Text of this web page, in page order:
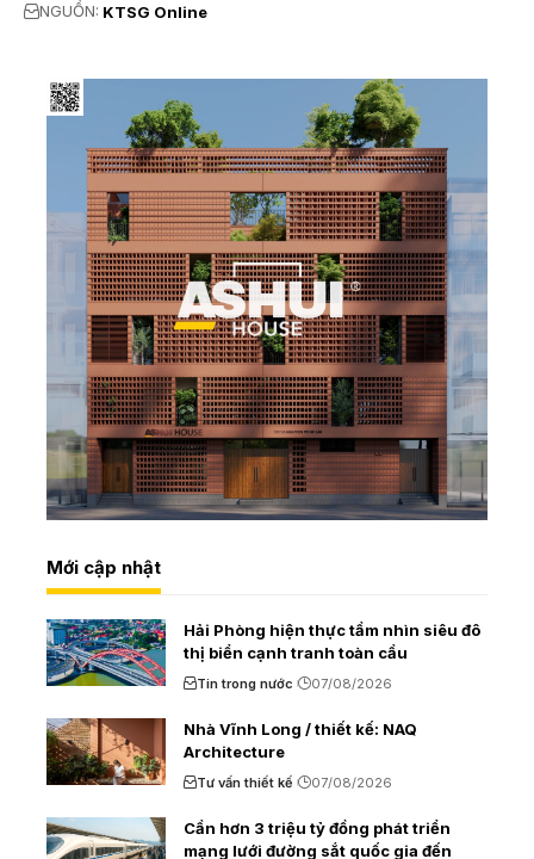
NGUỒN: KTSG Online
Mới cập nhật
Hải Phòng hiện thực tầm nhìn siêu đô
thị biển cạnh tranh toàn cầu
Tin trong nước 07/08/2026
Nhà Vĩnh Long / thiết kế: NAQ
Architecture
Tư vấn thiết kế 07/08/2026
Cần hơn 3 triệu tỷ đồng phát triển
mạng lưới đường sắt quốc gia đến